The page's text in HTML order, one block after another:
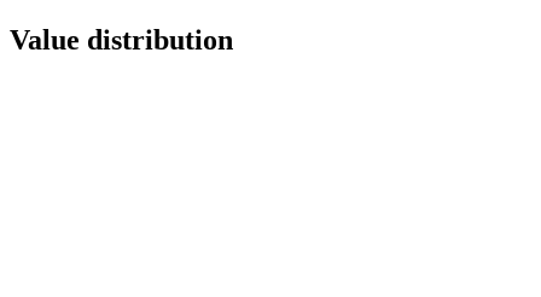
Value distribution